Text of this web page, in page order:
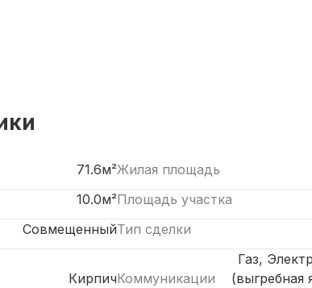
71.6м²Жилая площадь
10.0м²Площадь участка
СовмещенныйТип сделки
КирпичКоммуникации
Газ,
(выгребная